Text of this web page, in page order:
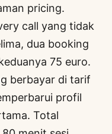
pricing.
call yang tidak
dua booking
75 euro.
berbayar di tarif
profil
Total